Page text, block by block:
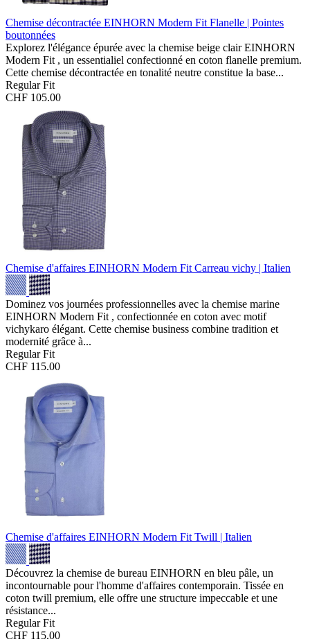
Chemise décontractée EINHORN Modern Fit Flanelle | Pointes
boutonnées
Explorez l'élégance épurée avec la chemise beige clair EINHORN
Modern Fit , un essentialiel confectionné en coton flanelle premium.
Cette chemise décontractée en tonalité neutre constitue la base...
Regular Fit
CHF 105.00
Chemise d'affaires EINHORN Modern Fit Carreau vichy | Italien
Dominez vos journées professionnelles avec la chemise marine
EINHORN Modern Fit , confectionnée en coton avec motif
vichykaro élégant. Cette chemise business combine tradition et
modernité grâce à...
Regular Fit
CHF 115.00
Chemise d'affaires EINHORN Modern Fit Twill | Italien
Découvrez la chemise de bureau EINHORN en bleu pâle, un
incontournable pour l'homme d'affaires contemporain. Tissée en
coton twill premium, elle offre une structure impeccable et une
résistance...
Regular Fit
CHF 115.00